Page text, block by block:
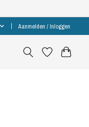
Aanmelden / Inloggen